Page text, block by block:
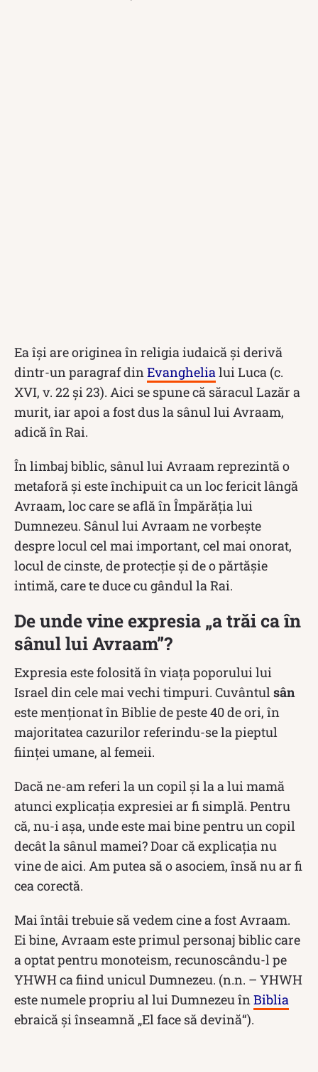
Ea își are originea în religia iudaică și derivă
dintr-un paragraf din Evanghelia lui Luca (c.
XVI, v. 22 și 23). Aici se spune că săracul Lazăr a
murit, iar apoi a fost dus la sânul lui Avraam,
adică în Rai.
În limbaj biblic, sânul lui Avraam reprezintă o
metaforă și este închipuit ca un loc fericit lângă
Avraam, loc care se află în Împărăţia lui
Dumnezeu. Sânul lui Avraam ne vorbește
despre locul cel mai important, cel mai onorat,
locul de cinste, de protecție și de o părtășie
intimă, care te duce cu gândul la Rai.
De unde vine expresia „a trăi ca în
sânul lui Avraam”?
Expresia este folosită în viața poporului lui
Israel din cele mai vechi timpuri. Cuvântul sân
este menționat în Biblie de peste 40 de ori, în
majoritatea cazurilor referindu-se la pieptul
ființei umane, al femeii.
Dacă ne-am referi la un copil și la a lui mamă
atunci explicația expresiei ar fi simplă. Pentru
că, nu-i așa, unde este mai bine pentru un copil
decât la sânul mamei? Doar că explicația nu
vine de aici. Am putea să o asociem, însă nu ar fi
cea corectă.
Mai întâi trebuie să vedem cine a fost Avraam.
Ei bine, Avraam este primul personaj biblic care
a optat pentru monoteism, recunoscându-l pe
YHWH ca fiind unicul Dumnezeu. (n.n. – YHWH
este numele propriu al lui Dumnezeu în Biblia
ebraică și înseamnă „El face să devină“).